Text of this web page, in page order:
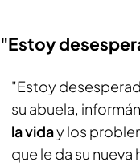
"Estoy
"Estoy
su abuela,
la viday los
que le da su nueva